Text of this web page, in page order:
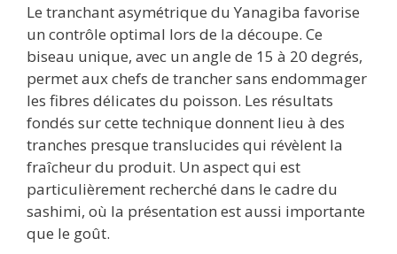
Le tranchant asymétrique du Yanagiba favorise
un contrôle optimal lors de la découpe. Ce
biseau unique, avec un angle de 15 à 20 degrés,
permet aux chefs de trancher sans endommager
les fibres délicates du poisson. Les résultats
fondés sur cette technique donnent lieu à des
tranches presque translucides qui révèlent la
fraîcheur du produit. Un aspect qui est
particulièrement recherché dans le cadre du
sashimi, où la présentation est aussi importante
que le goût.